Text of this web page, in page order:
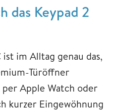
das Keypad 2
ist im Alltag genau das,
Türöffner
Apple Watch oder
kurzer Eingewöhnung